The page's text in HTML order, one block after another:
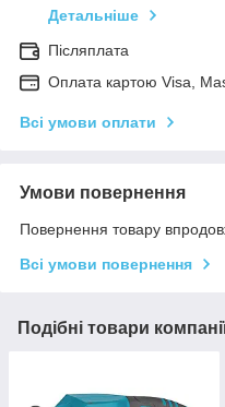
Детальніше
Післяплата
Оплата картою Visa,
Всі умови оплати
Умови повернення
Повернення товару
Всі умови повернення
Подібні товари